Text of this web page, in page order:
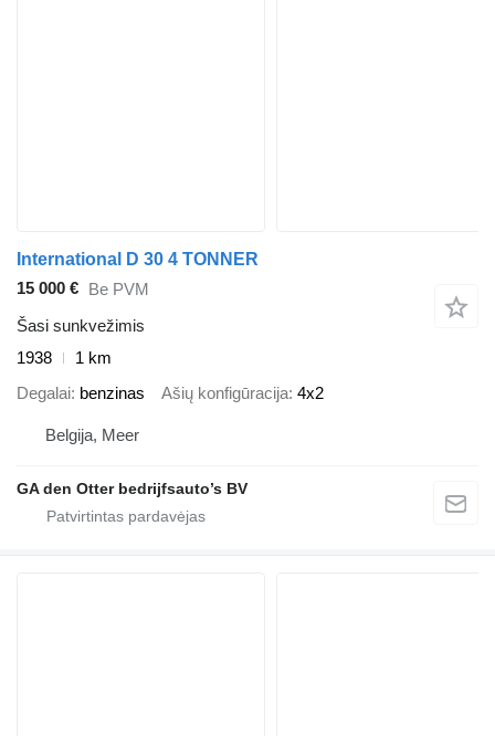
International D 30 4 TONNER
15 000 € Be PVM
Šasi sunkvežimis
1938
1 km
Degalai benzinas Ašių konfigūracija 4x2
Belgija, Meer
GA den Otter bedrijfsauto’s BV